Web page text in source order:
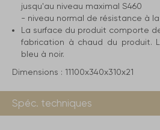
jusqu'au niveau maximal S460
- niveau normal de résistance à
La surface du produit comporte
fabrication à chaud du produit.
bleu à noir.
Dimensions : 11100x340x310x21
Spéc. techniques